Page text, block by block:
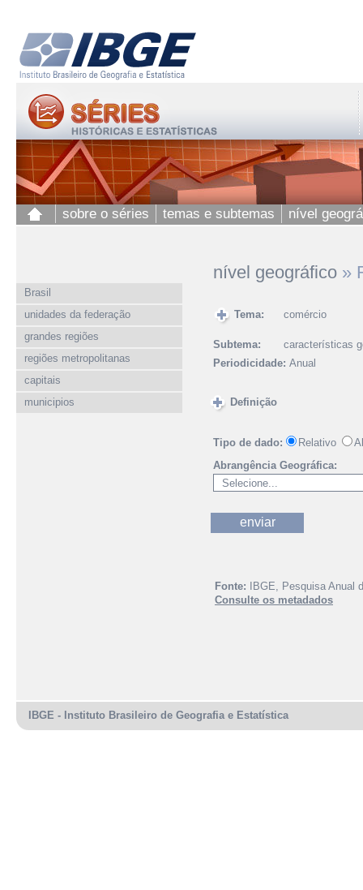
sobre o séries temas e subtemas nível
Brasil
unidades da federação
grandes regiões
regiões metropolitanas
capitais
municipios
nível geográfico »
Tema: comércio
Subtema:
características
Periodicidade: Anual
Definição
Tipo de dado: Relativo
Abrangência Geográfica:
Fonte:
IBGE, Pesquisa Anual
Consulte os metadados
IBGE - Instituto Brasileiro de Geografia e Estatística